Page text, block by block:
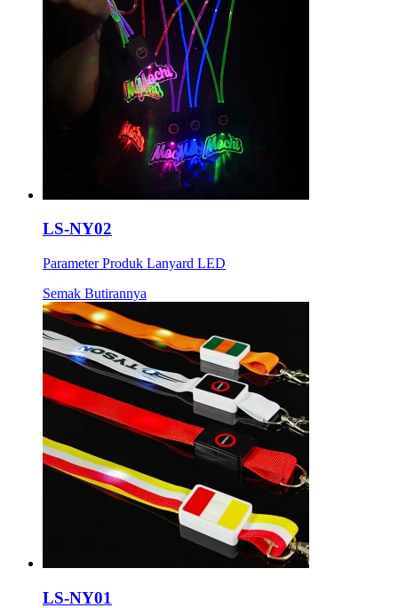
LS-NY02
Parameter Produk Lanyard LED
Semak Butirannya
LS-NY01